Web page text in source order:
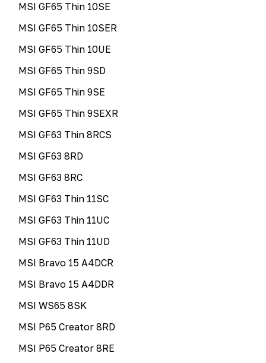
MSI GF65 Thin 10SE
MSI GF65 Thin 10SER
MSI GF65 Thin 10UE
MSI GF65 Thin 9SD
MSI GF65 Thin 9SE
MSI GF65 Thin 9SEXR
MSI GF63 Thin 8RCS
MSI GF63 8RD
MSI GF63 8RC
MSI GF63 Thin 11SC
MSI GF63 Thin 11UC
MSI GF63 Thin 11UD
MSI Bravo 15 A4DCR
MSI Bravo 15 A4DDR
MSI WS65 8SK
MSI P65 Creator 8RD
MSI P65 Creator 8RE